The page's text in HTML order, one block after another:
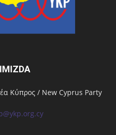
Κύπρος / New Cyprus Party